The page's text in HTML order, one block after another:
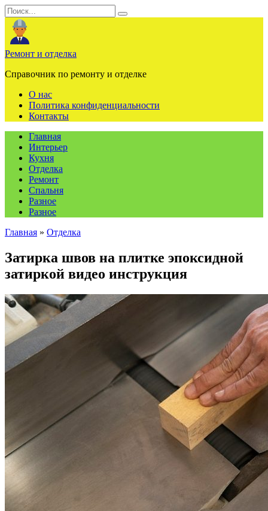
Перейти
к
содержанию
Search
for:
Ремонт и отделка
Справочник по ремонту и отделке
О нас
Политика конфиденциальности
Контакты
Главная
Интерьер
Кухня
Отделка
Ремонт
Спальня
Разное
Разное
Главная » Отделка
Затирка швов на плитке эпоксидной
затиркой видео инструкция